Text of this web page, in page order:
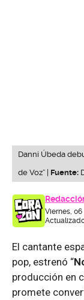
Danni Úbeda
de Voz” | Fuente:
Viernes, 06
El cantante
pop, estrenó “
producción en
promete